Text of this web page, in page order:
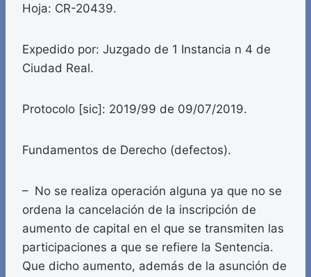
Hoja: CR-20439.
Expedido por: Juzgado de 1 Instancia n 4 de
Ciudad Real.
Protocolo [sic]: 2019/99 de 09/07/2019.
Fundamentos de Derecho (defectos).
– No se realiza operación alguna ya que no se
ordena la cancelación de la inscripción de
aumento de capital en el que se transmiten las
participaciones a que se refiere la Sentencia.
Que dicho aumento, además de la asunción de